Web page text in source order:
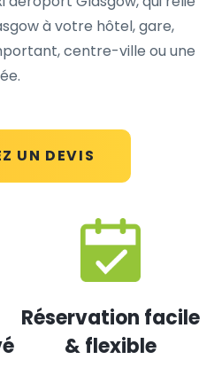
UN DEVIS
à votre hôtel, gare,
centre-ville ou une
Réservation facile
& flexible